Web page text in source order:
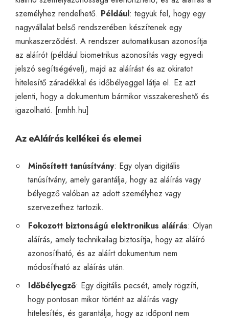
személyhez rendelhető. Például: tegyük fel, hogy egy
nagyvállalat belső rendszerében készítenek egy
munkaszerződést. A rendszer automatikusan azonosítja
az aláírót (például biometrikus azonosítás vagy egyedi
jelszó segítségével), majd az aláírást és az okiratot
hitelesítő záradékkal és időbélyeggel látja el. Ez azt
jelenti, hogy a dokumentum bármikor visszakereshető és
igazolható. [nmhh.hu]
Az eAláírás kellékei és elemei
Minősített tanúsítvány: Egy olyan digitális
tanúsítvány, amely garantálja, hogy az aláírás vagy
bélyegző valóban az adott személyhez vagy
szervezethez tartozik.
Fokozott biztonságú elektronikus aláírás: Olyan
aláírás, amely technikailag biztosítja, hogy az aláíró
azonosítható, és az aláírt dokumentum nem
módosítható az aláírás után.
Időbélyegző: Egy digitális pecsét, amely rögzíti,
hogy pontosan mikor történt az aláírás vagy
hitelesítés, és garantálja, hogy az időpont nem